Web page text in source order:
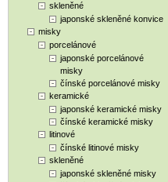
skleněné
japonské skleněné konvice
misky
porcelánové
japonské porcelánové
misky
čínské porcelánové misky
keramické
japonské keramické misky
čínské keramické misky
litinové
čínské litinové misky
skleněné
japonské skleněné misky